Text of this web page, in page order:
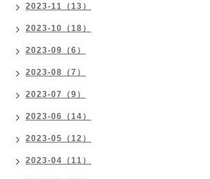
2023-11（13）
2023-10（18）
2023-09（6）
2023-08（7）
2023-07（9）
2023-06（14）
2023-05（12）
2023-04（11）